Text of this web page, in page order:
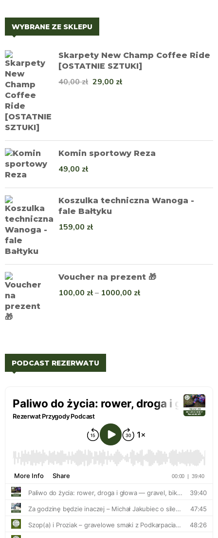
WYBRANE ZE SKLEPU
Skarpety New Champ Coffee Ride
[OSTATNIE SZTUKI]
40,00zł 29,00 zł
Komin sportowy Reza
49,00 zł
Koszulka techniczna Wanoga -
fale Bałtyku
159,00 zł
Voucher na prezent 🎁
100,00 zł– 1000,00 zł
PODCAST REZERWATU